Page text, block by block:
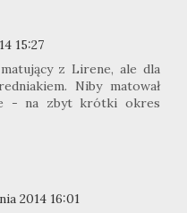
15:27
matujący z Lirene, ale dla
Niby matował
- na zbyt krótki okres
2014 16:01